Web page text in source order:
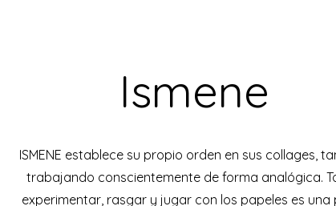
Ismene
ISMENE establece su propio orden en sus collages,
trabajando conscientemente de forma analógica.
experimentar, rasgar y jugar con los papeles es una